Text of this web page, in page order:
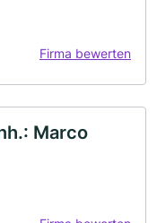
Firma bewerten
Marco